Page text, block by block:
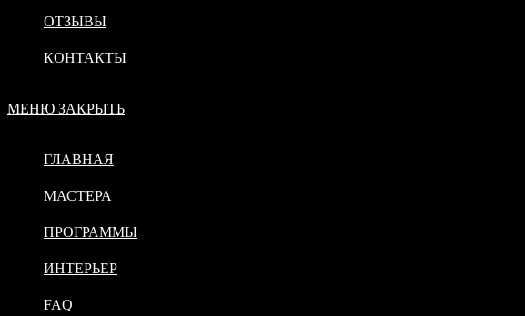
ОТЗЫВЫ
КОНТАКТЫ
МЕНЮ ЗАКРЫТЬ
ГЛАВНАЯ
МАСТЕРА
ПРОГРАММЫ
ИНТЕРЬЕР
FAQ